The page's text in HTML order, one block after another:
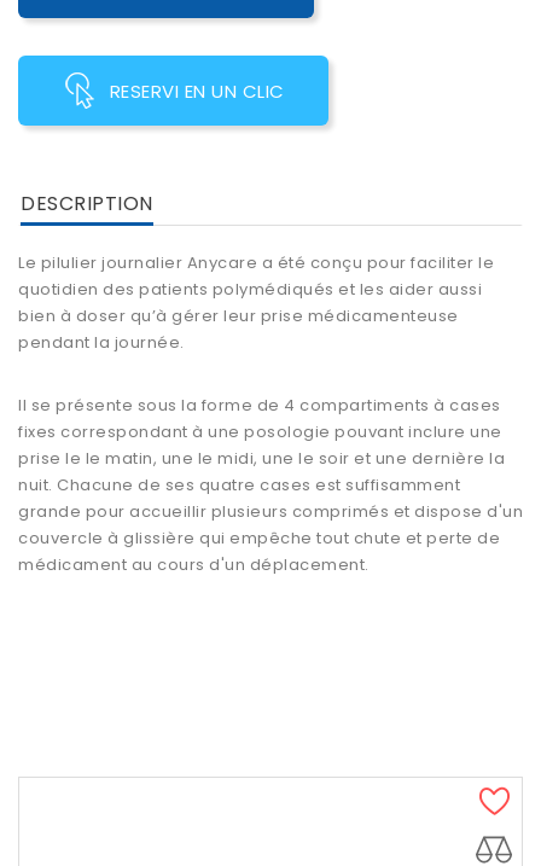
RESERVI EN UN CLIC
DESCRIPTION
Le pilulier journalier Anycare a été conçu pour faciliter le
quotidien des patients polymédiqués et les aider aussi
bien à doser qu’à gérer leur prise médicamenteuse
pendant la journée.
Il se présente sous la forme de 4 compartiments à cases
fixes correspondant à une posologie pouvant inclure une
prise le le matin, une le midi, une le soir et une dernière la
nuit. Chacune de ses quatre cases est suffisamment
grande pour accueillir plusieurs comprimés et dispose d'un
couvercle à glissière qui empêche tout chute et perte de
médicament au cours d'un déplacement.